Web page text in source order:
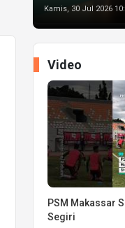
Kamis, 30 Jul 2026
Video
PSM Makassar
Segiri